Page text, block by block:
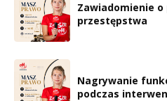
Zawiadomienie o
przestępstwa
Nagrywanie
podczas